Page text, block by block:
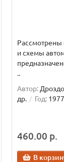
и схемы
..
Автор:
др.
Год: 1977
460.00 р.
В